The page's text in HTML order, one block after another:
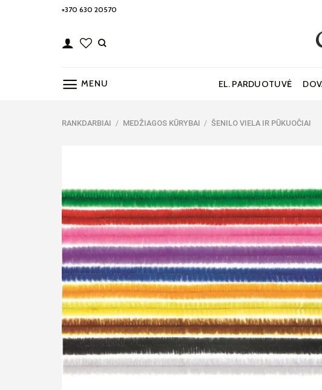
+370 630 20570
MENU EL. PARDUOTUVĖ
RANKDARBIAI / MEDŽIAGOS KŪRYBAI / ŠENILO VIELA IR PŪKUOČIAI